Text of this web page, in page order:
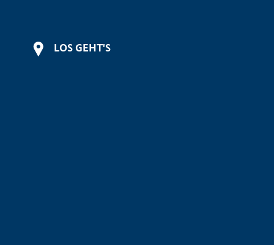
LOS GEHT'S